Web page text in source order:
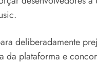
deliberadamente
plataforma e